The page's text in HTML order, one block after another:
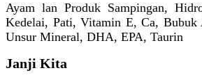
Ayam lan Produk Sampingan,
Kedelai, Pati, Vitamin E, Ca, Bubuk
Unsur Mineral, DHA, EPA, Taurin
Janji Kita